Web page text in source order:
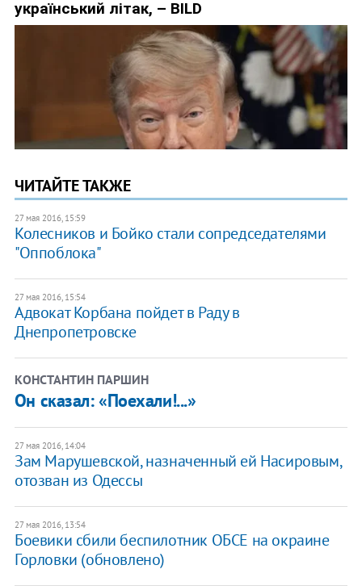
ЧИТАЙТЕ ТАКЖЕ
27 мая 2016, 15:59
Колесников и Бойко стали сопредседателями
"Оппоблока"
27 мая 2016, 15:54
Адвокат Корбана пойдет в Раду в
Днепропетровске
КОНСТАНТИН ПАРШИН
Он сказал: «Поехали!...»
27 мая 2016, 14:04
Зам Марушевской, назначенный ей Насировым,
отозван из Одессы
27 мая 2016, 13:54
Боевики сбили беспилотник ОБСЕ на окраине
Горловки (обновлено)